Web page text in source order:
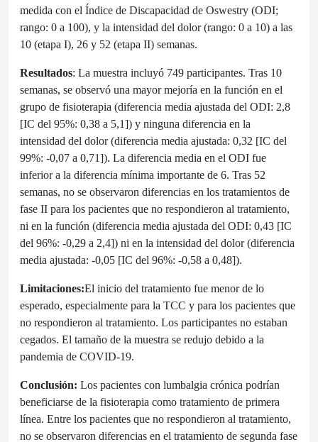
medida con el Índice de Discapacidad de Oswestry (ODI;
rango: 0 a 100), y la intensidad del dolor (rango: 0 a 10) a las
10 (etapa I), 26 y 52 (etapa II) semanas.
Resultados: La muestra incluyó 749 participantes. Tras 10
semanas, se observó una mayor mejoría en la función en el
grupo de fisioterapia (diferencia media ajustada del ODI: 2,8
[IC del 95%: 0,38 a 5,1]) y ninguna diferencia en la
intensidad del dolor (diferencia media ajustada: 0,32 [IC del
99%: -0,07 a 0,71]). La diferencia media en el ODI fue
inferior a la diferencia mínima importante de 6. Tras 52
semanas, no se observaron diferencias en los tratamientos de
fase II para los pacientes que no respondieron al tratamiento,
ni en la función (diferencia media ajustada del ODI: 0,43 [IC
del 96%: -0,29 a 2,4]) ni en la intensidad del dolor (diferencia
media ajustada: -0,05 [IC del 96%: -0,58 a 0,48]).
Limitaciones:El inicio del tratamiento fue menor de lo
esperado, especialmente para la TCC y para los pacientes que
no respondieron al tratamiento. Los participantes no estaban
cegados. El tamaño de la muestra se redujo debido a la
pandemia de COVID-19.
Conclusión: Los pacientes con lumbalgia crónica podrían
beneficiarse de la fisioterapia como tratamiento de primera
línea. Entre los pacientes que no respondieron al tratamiento,
no se observaron diferencias en el tratamiento de segunda fase